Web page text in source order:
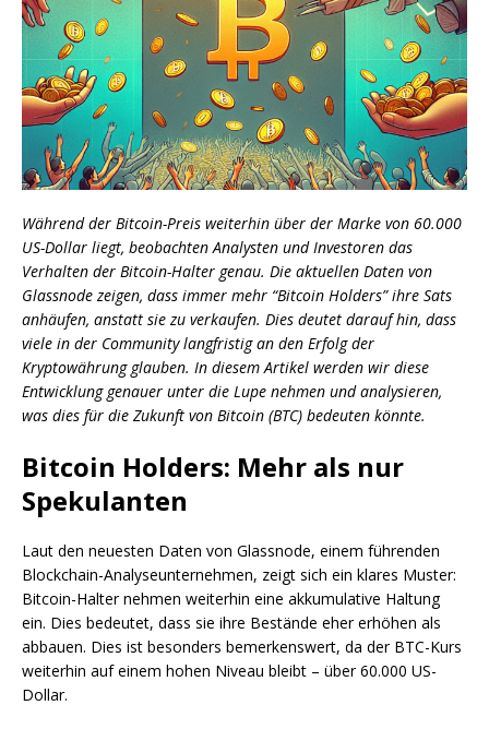
Während der Bitcoin-Preis weiterhin über der Marke von 60.000
US-Dollar liegt, beobachten Analysten und Investoren das
Verhalten der Bitcoin-Halter genau. Die aktuellen Daten von
Glassnode zeigen, dass immer mehr “Bitcoin Holders” ihre Sats
anhäufen, anstatt sie zu verkaufen. Dies deutet darauf hin, dass
viele in der Community langfristig an den Erfolg der
Kryptowährung glauben. In diesem Artikel werden wir diese
Entwicklung genauer unter die Lupe nehmen und analysieren,
was dies für die Zukunft von Bitcoin (BTC) bedeuten könnte.
Bitcoin Holders: Mehr als nur
Spekulanten
Laut den neuesten Daten von Glassnode, einem führenden
Blockchain-Analyseunternehmen, zeigt sich ein klares Muster:
Bitcoin-Halter nehmen weiterhin eine akkumulative Haltung
ein. Dies bedeutet, dass sie ihre Bestände eher erhöhen als
abbauen. Dies ist besonders bemerkenswert, da der BTC-Kurs
weiterhin auf einem hohen Niveau bleibt – über 60.000 US-
Dollar.